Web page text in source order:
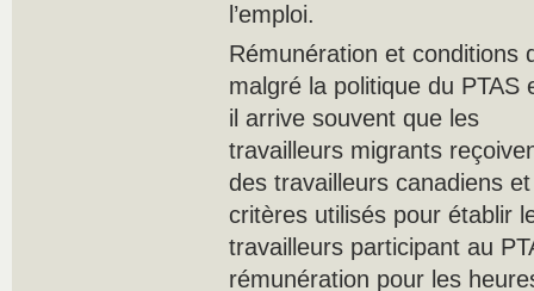
l’emploi.
Rémunération et conditions
malgré la politique du
il arrive souvent que les
travailleurs migrants
des travailleurs canadiens
critères utilisés pour établir
travailleurs participant au
rémunération pour les